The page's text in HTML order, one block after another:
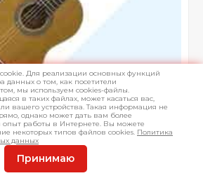
Для реализации основных функций
данных о том, как посетители
мы используем cookies-файлы.
в таких файлах, может касаться вас,
вашего устройства. Такая информация не
однако может дать вам более
работы в Интернете. Вы можете
некоторых типов файлов cookies. Политика
данных
Принимаю